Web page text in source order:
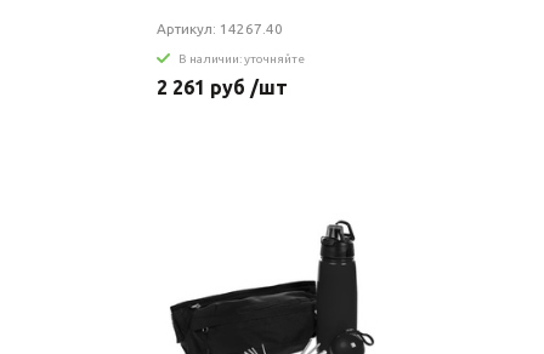
Артикул: 14267.40
В наличии: уточняйте
2 261 руб /шт